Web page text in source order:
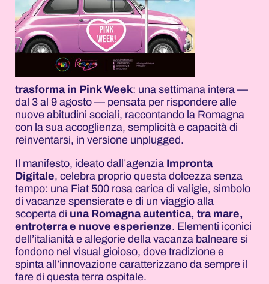
trasforma in Pink Week: una settimana intera —
dal 3 al 9 agosto — pensata per rispondere alle
nuove abitudini sociali, raccontando la Romagna
con la sua accoglienza, semplicità e capacità di
reinventarsi, in versione unplugged.
Il manifesto, ideato dall’agenzia Impronta
Digitale, celebra proprio questa dolcezza senza
tempo: una Fiat 500 rosa carica di valigie, simbolo
di vacanze spensierate e di un viaggio alla
scoperta di una Romagna autentica, tra mare,
entroterra e nuove esperienze. Elementi iconici
dell’italianità e allegorie della vacanza balneare si
fondono nel visual gioioso, dove tradizione e
spinta all’innovazione caratterizzano da sempre il
fare di questa terra ospitale.